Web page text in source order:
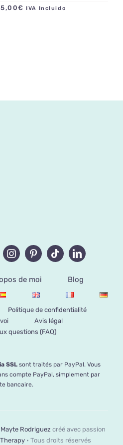
€ Plage
IVA Incluido
de moi
Blog
Politique de confidentialité
Avis légal
questions (FAQ)
SSLsont traités par PayPal. Vous
compte PayPal, simplement par
bancaire.
Rodriguez créé avec passion
• Tous droits réservés